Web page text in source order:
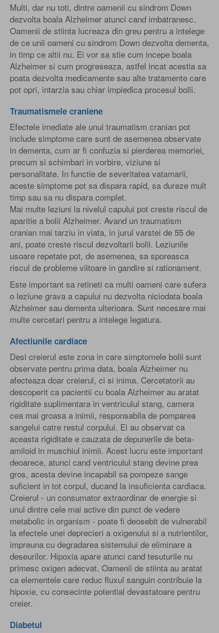
Multi, dar nu toti, dintre oamenii cu sindrom Down
dezvolta boala Alzheimer atunci cand imbatranesc.
Oamenii de stiinta lucreaza din greu pentru a intelege
de ce unii oameni cu sindrom Down dezvolta dementa,
in timp ce altii nu. Ei vor sa stie cum incepe boala
Alzheimer si cum progreseaza, astfel incat acestia sa
poata dezvolta medicamente sau alte tratamente care
pot opri, intarzia sau chiar impiedica procesul bolii.
Traumatismele craniene
Efectele imediate ale unui traumatism cranian pot
include simptome care sunt de asemenea observate
in dementa, cum ar fi confuzia si pierderea memoriei,
precum si schimbari in vorbire, viziune si
personalitate. In functie de severitatea vatamarii,
aceste simptome pot sa dispara rapid, sa dureze mult
timp sau sa nu dispara complet.
Mai multe leziuni la nivelul capului pot creste riscul de
aparitie a bolii Alzheimer. Avand un traumatism
cranian mai tarziu in viata, in jurul varstei de 55 de
ani, poate creste riscul dezvoltarii bolii. Leziunile
usoare repetate pot, de asemenea, sa sporeasca
riscul de probleme viitoare in gandire si rationament.
Este important sa retineti ca multi oameni care sufera
o leziune grava a capului nu dezvolta niciodata boala
Alzheimer sau dementa ulterioara. Sunt necesare mai
multe cercetari pentru a intelege legatura.
Afectiunile cardiace
Desi creierul este zona in care simptomele bolii sunt
observate pentru prima data, boala Alzheimer nu
afecteaza doar creierul, ci si inima. Cercetatorii au
descoperit ca pacientii cu boala Alzheimer au aratat
rigiditate suplimentara in ventriculul stang, camera
cea mai groasa a inimii, responsabila de pomparea
sangelui catre restul corpului. Ei au observat ca
aceasta rigiditate e cauzata de depunerile de beta-
amiloid in muschiul inimii. Acest lucru este important
deoarece, atunci cand ventriculul stang devine prea
gros, acesta devine incapabil sa pompeze sange
suficient in tot corpul, ducand la insuficienta cardiaca.
Creierul - un consumator extraordinar de energie si
unul dintre cele mai active din punct de vedere
metabolic in organism - poate fi deosebit de vulnerabil
la efectele unei deprecieri a oxigenului si a nutrientilor,
impreuna cu degradarea sistemului de eliminare a
deseurilor. Hipoxia apare atunci cand tesuturile nu
primesc oxigen adecvat. Oamenii de stiinta au aratat
ca elementele care reduc fluxul sanguin contribuie la
hipoxie, cu consecinte potential devastatoare pentru
creier.
Diabetul